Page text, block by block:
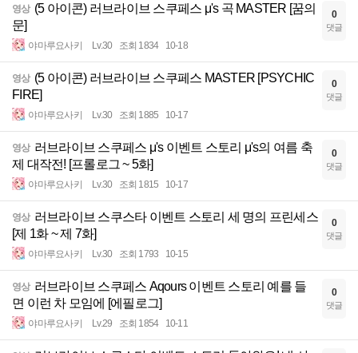
영상 (5 아이콘) 러브라이브 스쿠페스 μ's 곡 MASTER [꿈의
문]
야마루요사키 Lv.30 조회 1834 10-18
0
댓글
영상 (5 아이콘) 러브라이브 스쿠페스 MASTER [PSYCHIC
FIRE]
야마루요사키 Lv.30 조회 1885 10-17
0
댓글
영상 러브라이브 스쿠페스 μ's 이벤트 스토리 μ's의 여름 축
제 대작전! [프롤로그 ~ 5화]
야마루요사키 Lv.30 조회 1815 10-17
0
댓글
영상 러브라이브 스쿠스타 이벤트 스토리 세 명의 프린세스
[제 1화 ~ 제 7화]
야마루요사키 Lv.30 조회 1793 10-15
0
댓글
영상 러브라이브 스쿠페스 Aqours 이벤트 스토리 예를 들
면 이런 차 모임에 [에필로그]
야마루요사키 Lv.29 조회 1854 10-11
0
댓글